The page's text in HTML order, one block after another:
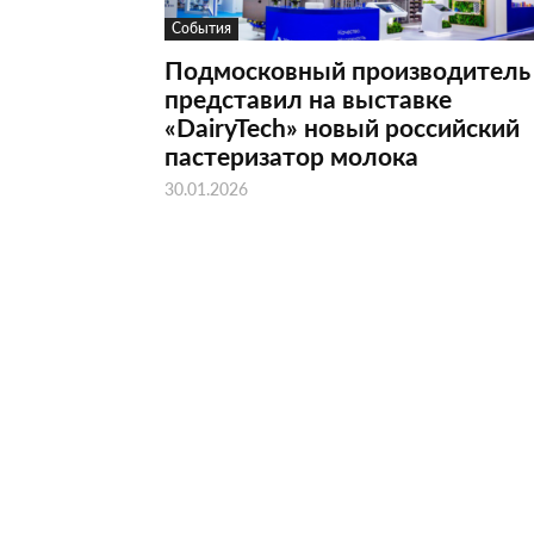
События
Подмосковный производитель
представил на выставке
«DairyTech» новый российский
пастеризатор молока
30.01.2026